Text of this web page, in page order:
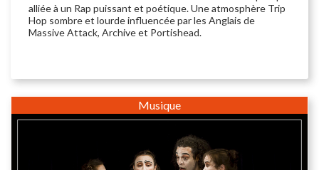
alliée à un Rap puissant et poétique. Une atmosphère Trip
Hop sombre et lourde influencée par les Anglais de
Massive Attack, Archive et Portishead.
Musique